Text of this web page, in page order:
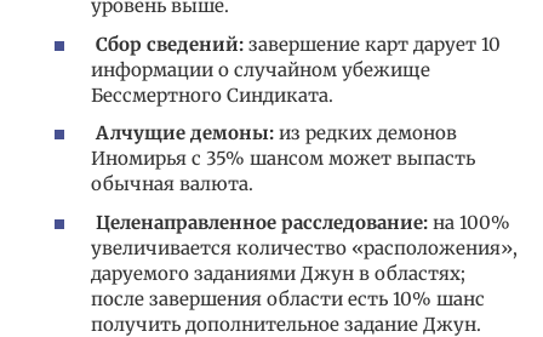
уровень выше.
Сбор сведений: завершение карт дарует 10
информации о случайном убежище
Бессмертного Синдиката.
Алчущие демоны: из редких демонов
Иномирья с 35% шансом может выпасть
обычная валюта.
Целенаправленное расследование: на 100%
увеличивается количество «расположения»,
даруемого заданиями Джун в областях;
после завершения области есть 10% шанс
получить дополнительное задание Джун.